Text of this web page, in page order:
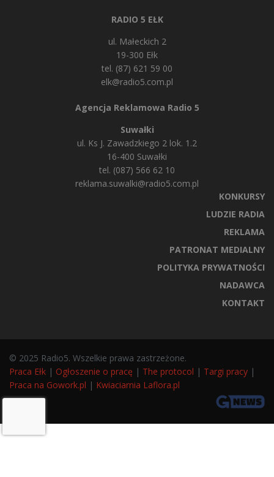
RADIO 5 EŁK
ul. Małeckich 2
19-300 Ełk
tel. (87) 621 59 00
elk@radio5.com.pl
Agencja Reklamowa Radio 5
Suwałki
ul. Ks J. Zawadzkiego 2 lok. 1.2
16-400 Suwałki
tel. (087) 566 62 10
reklama.suwalki@radio5.com.pl
KONKURSY
LUDZIE RADIA
REKLAMA
PATRONAT MEDIALNY
POLITYKA PRYWATNOŚCI
NADAWCA
KONTAKT
© 2025 Radio5. Wszelkie prawa zastrzeżone.
Praca Ełk | Ogłoszenie o pracę | The protocol | Targi pracy |
Praca na Gowork.pl | Kwiaciarnia Laflora.pl